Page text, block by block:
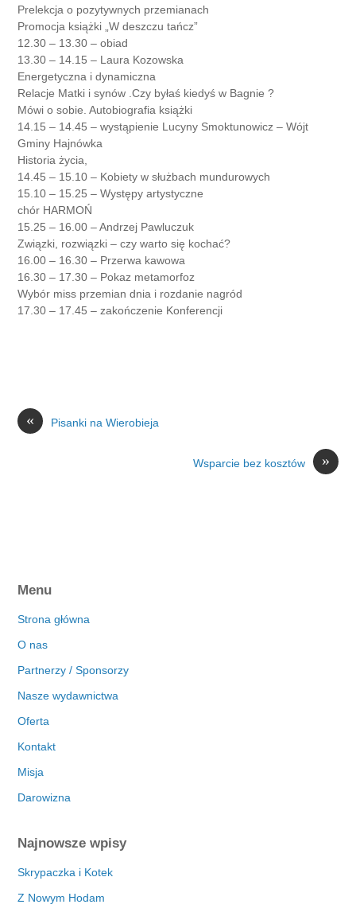
Prelekcja o pozytywnych przemianach
Promocja książki „W deszczu tańcz”
12.30 – 13.30 – obiad
13.30 – 14.15 – Laura Kozowska
Energetyczna i dynamiczna
Relacje Matki i synów .Czy byłaś kiedyś w Bagnie ?
Mówi o sobie. Autobiografia książki
14.15 – 14.45 – wystąpienie Lucyny Smoktunowicz – Wójt
Gminy Hajnówka
Historia życia,
14.45 – 15.10 – Kobiety w służbach mundurowych
15.10 – 15.25 – Występy artystyczne
chór HARMOŃ
15.25 – 16.00 – Andrzej Pawluczuk
Związki, rozwiązki – czy warto się kochać?
16.00 – 16.30 – Przerwa kawowa
16.30 – 17.30 – Pokaz metamorfoz
Wybór miss przemian dnia i rozdanie nagród
17.30 – 17.45 – zakończenie Konferencji
« Pisanki na Wierobieja
»
Wsparcie bez kosztów
Menu
Strona główna
O nas
Partnerzy / Sponsorzy
Nasze wydawnictwa
Oferta
Kontakt
Misja
Darowizna
Najnowsze wpisy
Skrypaczka i Kotek
Z Nowym Hodam